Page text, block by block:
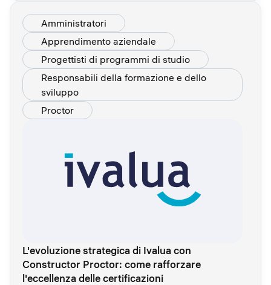
Amministratori
Apprendimento aziendale
Progettisti di programmi di studio
Responsabili della formazione e dello
sviluppo
Proctor
L'evoluzione strategica di Ivalua con
Constructor Proctor: come rafforzare
l'eccellenza delle certificazioni